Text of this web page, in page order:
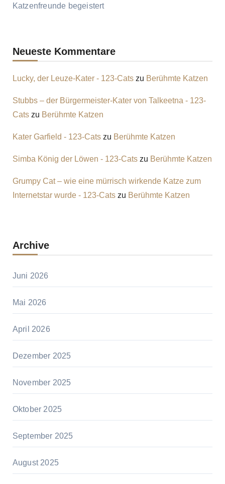
Katzenfreunde begeistert
Neueste Kommentare
Lucky, der Leuze-Kater - 123-Catszu Berühmte Katzen
Stubbs – der Bürgermeister-Kater von Talkeetna - 123-
Catszu Berühmte Katzen
Kater Garfield - 123-Catszu Berühmte Katzen
Simba König der Löwen - 123-Catszu Berühmte Katzen
Grumpy Cat – wie eine mürrisch wirkende Katze zum
Internetstar wurde - 123-Catszu Berühmte Katzen
Archive
Juni 2026
Mai 2026
April 2026
Dezember 2025
November 2025
Oktober 2025
September 2025
August 2025